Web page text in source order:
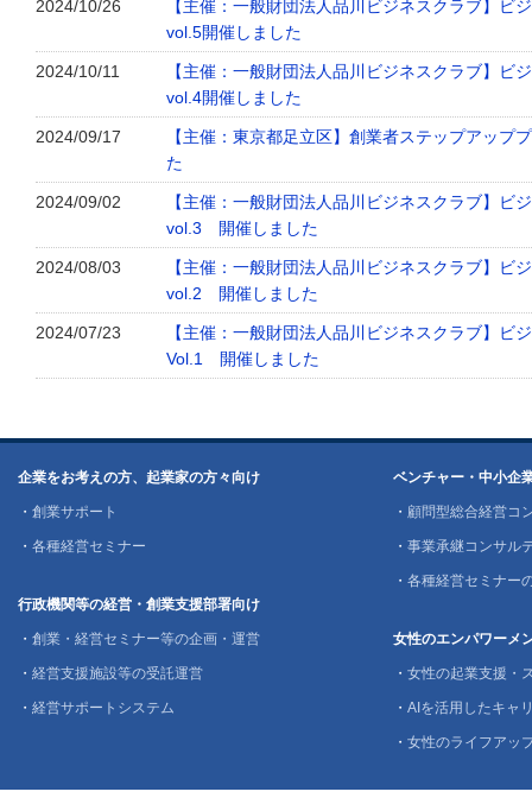
2024/10/26
【主催：一般財団法人品川ビジネスクラブ】ビ
vol.5開催しました
2024/10/11
【主催：一般財団法人品川ビジネスクラブ】ビ
vol.4開催しました
2024/09/17
【主催：東京都足立区】創業者ステップアップ
た
2024/09/02
【主催：一般財団法人品川ビジネスクラブ】ビ
vol.3 開催しました
2024/08/03
【主催：一般財団法人品川ビジネスクラブ】ビ
vol.2 開催しました
2024/07/23
【主催：一般財団法人品川ビジネスクラブ】ビ
Vol.1 開催しました
企業をお考えの方、起業家の方々向け
・ 創業サポート
・ 各種経営セミナー
行政機関等の経営・創業支援部署向け
・ 創業・経営セミナー等の企画・運営
・ 経営支援施設等の受託運営
・ 経営サポートシステム
ベンチャー・中小企
・ 顧問型総合経営コ
・ 事業承継コンサル
・ 各種経営セミナー
女性のエンパワーメ
・ 女性の起業支援・
・ AIを活用したキャ
・ 女性のライフアッ